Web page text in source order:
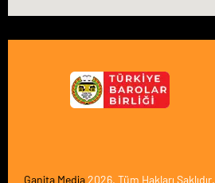
Ganita Media2026. Tüm Hakları Saklıdır.